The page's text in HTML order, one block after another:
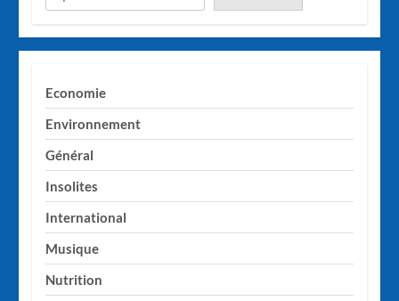
Economie
Environnement
Général
Insolites
International
Musique
Nutrition